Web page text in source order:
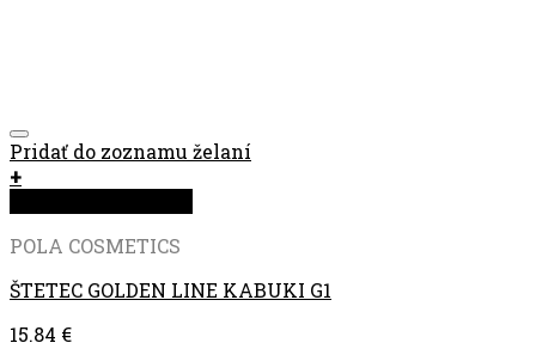
Pridať do zoznamu želaní
+
POLA COSMETICS
ŠTETEC GOLDEN LINE KABUKI G1
15.84 €